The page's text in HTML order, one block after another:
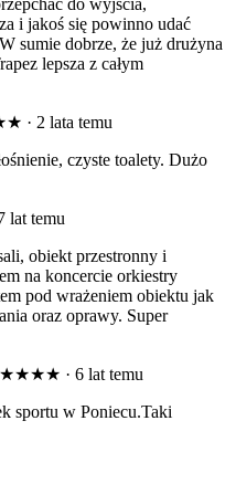
i jakoś się powinno udać
sumie dobrze, że już drużyna
lepsza z całym
· 2 lata temu
czyste toalety. Dużo
lat temu
obiekt przestronny i
na koncercie orkiestry
pod wrażeniem obiektu jak
oraz oprawy. Super
· 6 lat temu
sportu w Poniecu.Taki